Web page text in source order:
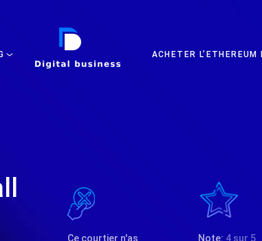
DIGITAL BUSINESS
ACHETER L’ETHEREUM
Ce courtier n'as
Note: 4 sur 5